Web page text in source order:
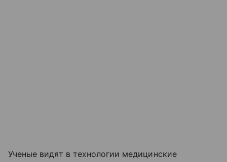
Ученые видят в технологии медицинские